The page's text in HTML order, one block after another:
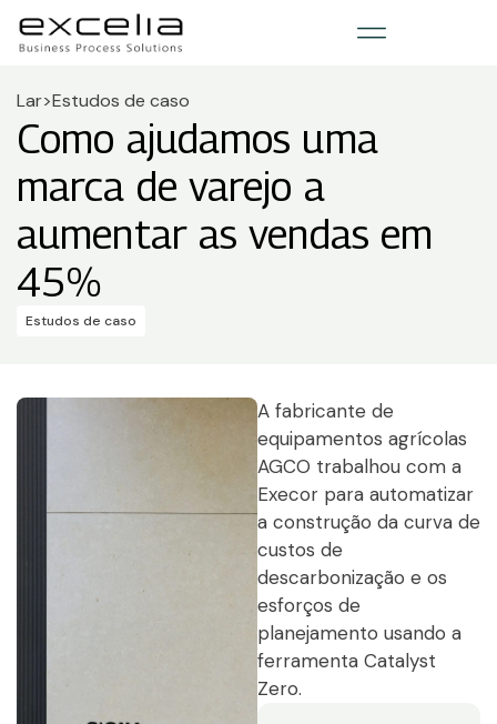
Lar>Estudos de caso
Como ajudamos uma
marca de varejo a
aumentar as vendas em
45%
Estudos de caso
A fabricante de
equipamentos agrícolas
AGCO trabalhou com a
Execor para automatizar
a construção da curva de
custos de
descarbonização e os
esforços de
planejamento usando a
ferramenta Catalyst
Zero.